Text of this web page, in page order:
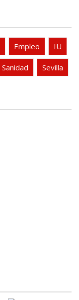
Empleo IU
Sanidad Sevilla